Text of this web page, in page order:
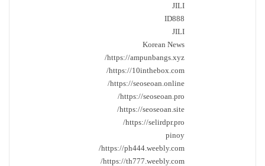
JILI
ID888
JILI
Korean News
https://ampunbangs.xyz/
https://10inthebox.com/
https://seoseoan.online/
https://seoseoan.pro/
https://seoseoan.site/
https://selirdpr.pro/
pinoy
https://ph444.weebly.com/
https://th777.weebly.com/